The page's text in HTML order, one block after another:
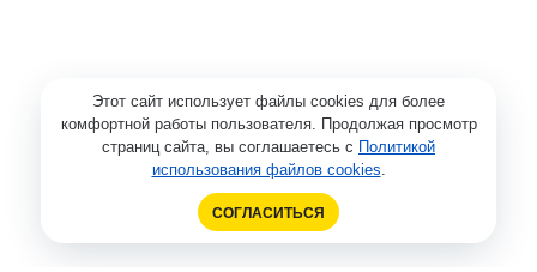
Этот сайт использует файлы cookies для более
комфортной работы пользователя. Продолжая просмотр
страниц сайта, вы соглашаетесь с Политикой
использования файлов cookies.
СОГЛАСИТЬСЯ